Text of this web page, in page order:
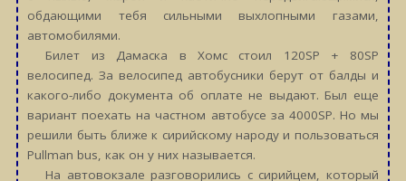
обдающими тебя сильными выхлопными газами,
автомобилями.
Билет из Дамаска в Хомс стоил 120SP + 80SP
велосипед. За велосипед автобусники берут от балды и
какого-либо документа об оплате не выдают. Был еще
вариант поехать на частном автобусе за 4000SP. Но мы
решили быть ближе к сирийскому народу и пользоваться
Pullman bus, как он у них называется.
На автовокзале разговорились с сирийцем, который